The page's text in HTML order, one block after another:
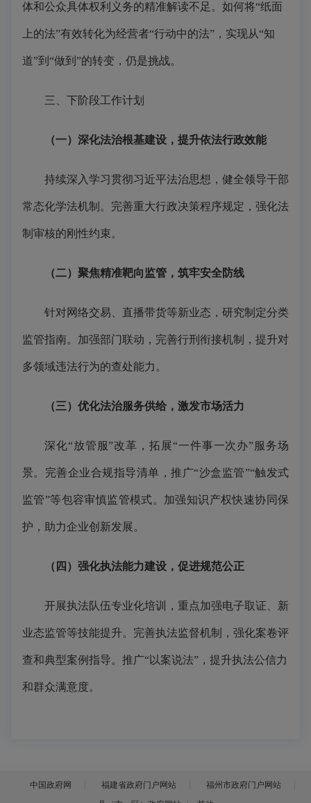
体和公众具体权利义务的精准解读不足。如何将“纸面
上的法”有效转化为经营者“行动中的法”，实现从“知
道”到“做到”的转变，仍是挑战。
三、下阶段工作计划
（一）深化法治根基建设，提升依法行政效能
持续深入学习贯彻习近平法治思想，健全领导干部
常态化学法机制。完善重大行政决策程序规定，强化法
制审核的刚性约束。
（二）聚焦精准靶向监管，筑牢安全防线
针对网络交易、直播带货等新业态，研究制定分类
监管指南。加强部门联动，完善行刑衔接机制，提升对
多领域违法行为的查处能力。
（三）优化法治服务供给，激发市场活力
深化“放管服”改革，拓展“一件事一次办”服务场
景。完善企业合规指导清单，推广“沙盒监管”“触发式
监管”等包容审慎监管模式。加强知识产权快速协同保
护，助力企业创新发展。
（四）强化执法能力建设，促进规范公正
开展执法队伍专业化培训，重点加强电子取证、新
业态监管等技能提升。完善执法监督机制，强化案卷评
查和典型案例指导。推广“以案说法”，提升执法公信力
和群众满意度。
中国政府网 福建省政府门户网站
福州市政府门户网站